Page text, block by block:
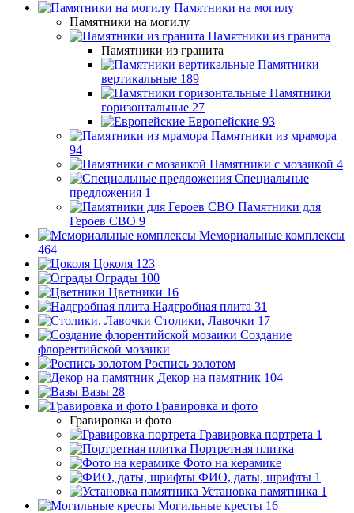
Памятники на могилу
Памятники на могилу
Памятники из гранита
Памятники из гранита
Памятники
вертикальные 189
Памятники
горизонтальные 27
Европейские 93
Памятники из мрамора
94
Памятники с мозаикой 4
Специальные
предложения 1
Памятники для
Героев СВО 9
Мемориальные комплексы
464
Цоколя 123
Ограды 100
Цветники 16
Надгробная плита 31
Столики, Лавочки 17
Создание
флорентийской мозаики
Роспись золотом
Декор на памятник 104
Вазы 28
Гравировка и фото
Гравировка и фото
Гравировка портрета 1
Портретная плитка
Фото на керамике
ФИО, даты, шрифты 1
Установка памятника 1
Могильные кресты 16